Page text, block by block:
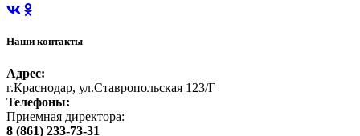
Наши контакты
Адрес:
г.Краснодар, ул.Ставропольская 123/Г
Телефоны:
Приемная директора:
8 (861) 233-73-31